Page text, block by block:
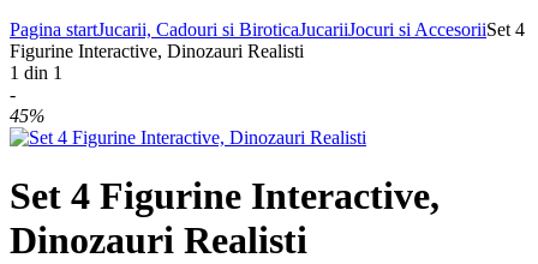
Pagina startJucarii, Cadouri si BiroticaJucariiJocuri si AccesoriiSet 4
Figurine Interactive, Dinozauri Realisti
1 din 1
-
45%
Set 4 Figurine Interactive,
Dinozauri Realisti